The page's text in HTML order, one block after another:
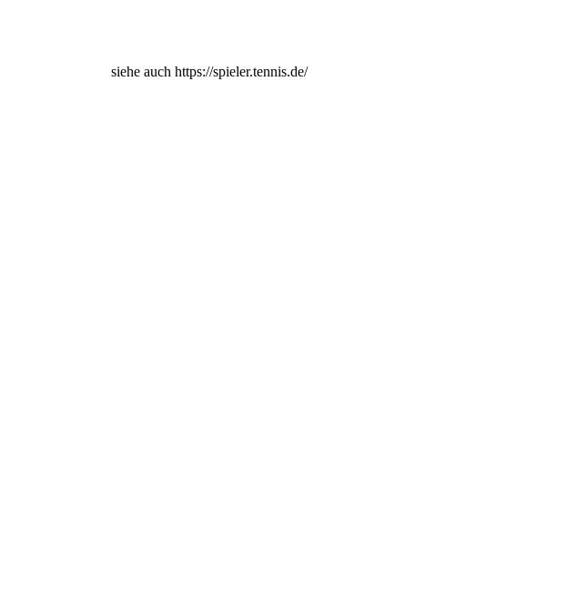
siehe auch https://spieler.tennis.de/